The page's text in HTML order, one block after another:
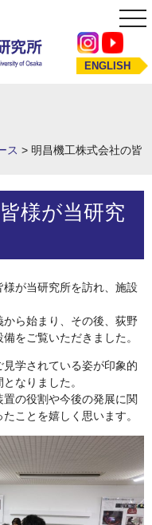
ENGLISH
ス > 明昌機工株式会社の皆
様が当研究
が当研究所を訪れ、施設
ら始まり、その後、荻野
をご覧いただきました。
学されている姿が印象的
なりました。
の役割や今後の発展に関
ことを嬉しく思います。